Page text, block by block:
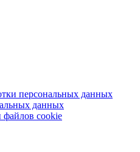
персональных данных
данных
файлов cookie